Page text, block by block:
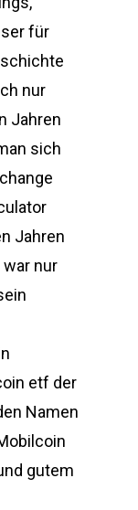
für
nur
Jahren
sich
Jahren
nur
etf der
Namen
gutem